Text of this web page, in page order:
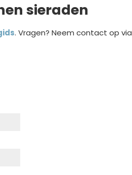
sieraden
. Vragen? Neem contact op via